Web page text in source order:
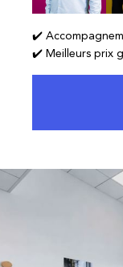
✔️
✔️ Meilleurs prix